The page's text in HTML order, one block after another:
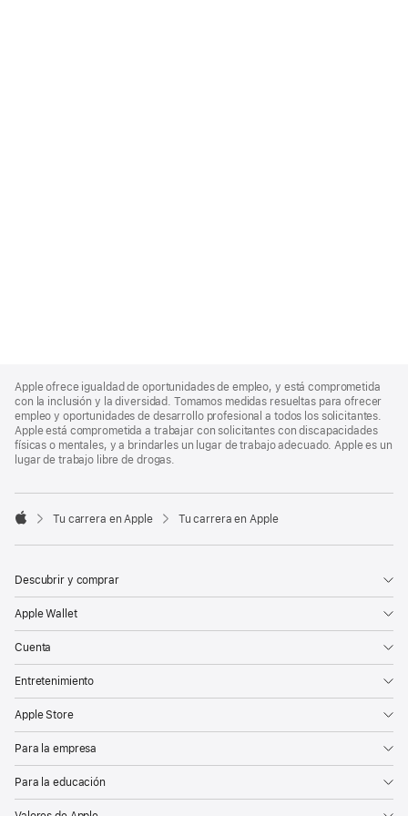
Footer
Apple ofrece igualdad de oportunidades de empleo, y está comprometida
con la inclusión y la diversidad. Tomamos medidas resueltas para ofrecer
empleo y oportunidades de desarrollo profesional a todos los solicitantes.
Apple está comprometida a trabajar con solicitantes con discapacidades
físicas o mentales, y a brindarles un lugar de trabajo adecuado. Apple es un
lugar de trabajo libre de drogas.

Tu carrera en Apple Tu carrera en Apple
Descubrir y comprar
Apple Wallet
Cuenta
Entretenimiento
Apple Store
Para la empresa
Para la educación